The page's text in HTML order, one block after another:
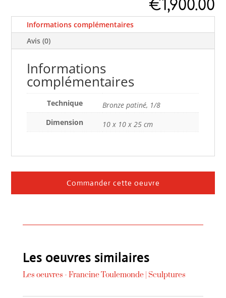
€1,900.00
Informations complémentaires
Avis (0)
Informations
complémentaires
Technique
Bronze patiné, 1/8
Dimension
10 x 10 x 25 cm
Commander cette oeuvre
Les oeuvres similaires
Les oeuvres - Francine Toulemonde| Sculptures